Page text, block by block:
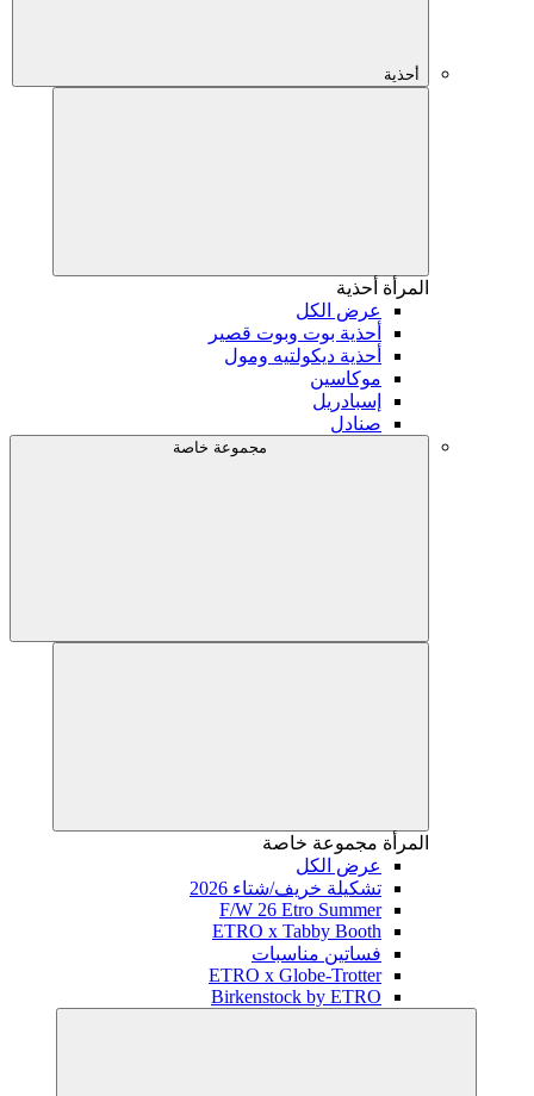
أحذية
المرأة أحذية
عرض الكل
أحذية بوت وبوت قصير
أحذية ديكولتيه ومول
موكاسين
إسبادريل
صنادل
مجموعة خاصة
المرأة مجموعة خاصة
عرض الكل
تشكيلة خريف/شتاء 2026
F/W 26 Etro Summer
ETRO x Tabby Booth
فساتين مناسبات
ETRO x Globe-Trotter
Birkenstock by ETRO